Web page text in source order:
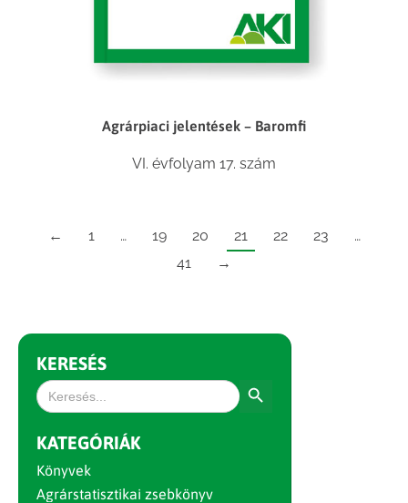
Agrárpiaci jelentések – Baromfi
VI. évfolyam 17. szám
← 1 … 19 20 21 22 23
…
41
→
KERESÉS
Search
for:
KATEGÓRIÁK
Könyvek
Agrárstatisztikai zsebkönyv